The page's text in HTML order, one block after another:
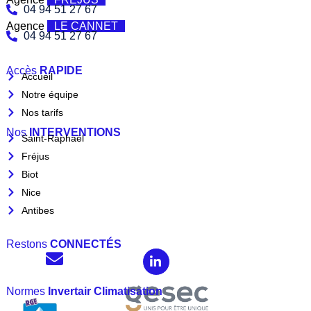
04 94 51 27 67
Agence
LE CANNET
04 94 51 27 67
Accès RAPIDE
Accueil
Notre équipe
Nos tarifs
Nos INTERVENTIONS
Saint-Raphaël
Fréjus
Biot
Nice
Antibes
Restons CONNECTÉS
Normes Invertair Climatisation